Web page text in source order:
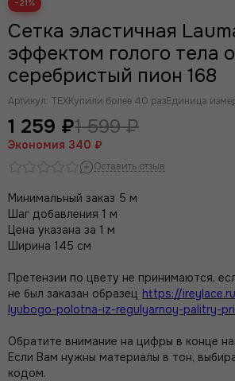
−21%
Сетка эластичная
эффектом голого тела
серебристый пион 168
Артикул: TEXКупили более 40 разЕдиница
1 259 ₽1 599 ₽
Экономия 340 ₽
Оставить отзыв
Минимальный заказ 5 м
Шаг добавления 1 м
Цена указана за 1 м
Ширина 145 см
Претензии по цвету не принимаются,
не был заказан образец https://
lyubogo-polotna-iz-regulyarnoy-palitry-
Обратите внимание на цифры в конце
Если Вам нужны материалы в тон,
кодом.